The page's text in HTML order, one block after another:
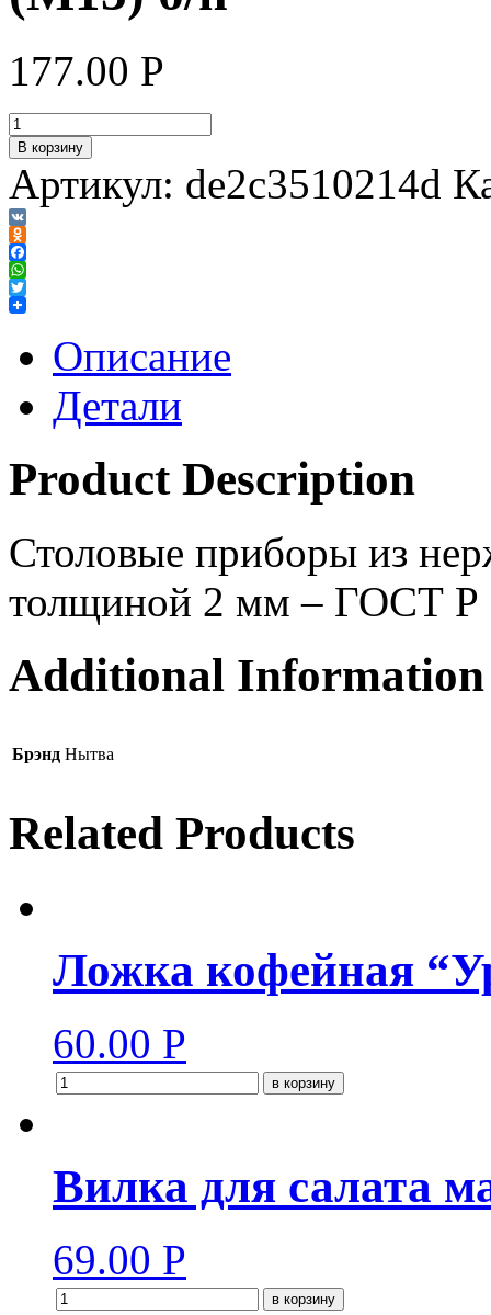
177.00 Р
В корзину
Артикул: de2c3510214d
VK
Odnoklassniki
Facebook
WhatsApp
Twitter
Описание
Детали
Product Description
Столовые приборы из
толщиной 2 мм – ГОСТ Р
Additional Information
Брэнд Нытва
Related Products
Ложка кофейная
60.00 Р
в корзину
Вилка для салата
69.00 Р
в корзину